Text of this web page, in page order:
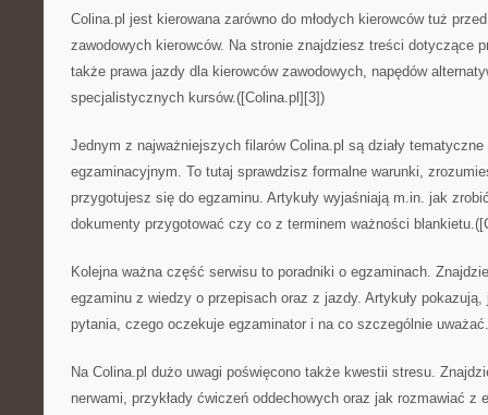
Colina.pl jest kierowana zarówno do młodych kierowców tuż
zawodowych kierowców. Na stronie znajdziesz treści dotyczące
także prawa jazdy dla kierowców zawodowych, napędów
specjalistycznych kursów.([Colina.pl][3])
Jednym z najważniejszych filarów Colina.pl są działy
egzaminacyjnym. To tutaj sprawdzisz formalne warunki,
przygotujesz się do egzaminu. Artykuły wyjaśniają m.in. jak
dokumenty przygotować czy co z terminem ważności
Kolejna ważna część serwisu to poradniki o egzaminach.
egzaminu z wiedzy o przepisach oraz z jazdy. Artykuły
pytania, czego oczekuje egzaminator i na co szczególnie uważać.
Na Colina.pl dużo uwagi poświęcono także kwestii stresu.
nerwami, przykłady ćwiczeń oddechowych oraz jak rozmawiać z